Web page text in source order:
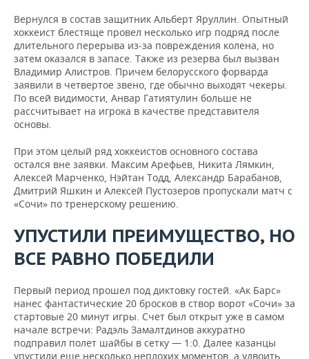
Вернулся в состав защитник Альберт Яруллин. Опытный
хоккеист блестяще провел несколько игр подряд после
длительного перерыва из-за повреждения колена, но
затем оказался в запасе. Также из резерва был вызван
Владимир Алистров. Причем белорусского форварда
заявили в четвертое звено, где обычно выходят чекеры.
По всей видимости, Анвар Гатиятулин больше не
рассчитывает на игрока в качестве представителя
основы.
При этом целый ряд хоккеистов основного состава
остался вне заявки. Максим Арефьев, Никита Лямкин,
Алексей Марченко, Нэйтан Тодд, Александр Барабанов,
Дмитрий Яшкин и Алексей Пустозеров пропускали матч с
«Сочи» по тренерскому решению.
УПУСТИЛИ ПРЕИМУЩЕСТВО, НО
ВСЕ РАВНО ПОБЕДИЛИ
Первый период прошел под диктовку гостей. «Ак Барс»
нанес фантастические 20 бросков в створ ворот «Сочи» за
стартовые 20 минут игры. Счет был открыт уже в самом
начале встречи: Радэль Замалтдинов аккуратно
подправил полет шайбы в сетку — 1:0. Далее казанцы
упустили еще несколько неплохих моментов, а удвоить